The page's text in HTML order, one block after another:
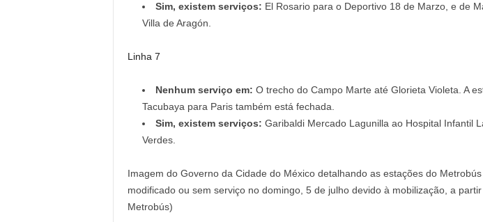
Sim, existem serviços: El Rosario para o Deportivo 18 de Marzo, e de
Villa de Aragón.
Linha 7
Nenhum serviço em: O trecho do Campo Marte até Glorieta Violeta. A
Tacubaya para Paris também está fechada.
Sim, existem serviços: Garibaldi Mercado Lagunilla ao Hospital Infantil
Verdes.
Imagem do Governo da Cidade do México detalhando as estações do
modificado ou sem serviço no domingo, 5 de julho devido à mobilização, a
Metrobús)